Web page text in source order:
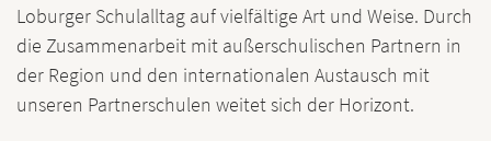
Loburger Schulalltag auf vielfältige Art und Weise. Durch
die Zusammenarbeit mit außerschulischen Partnern in
der Region und den internationalen Austausch mit
unseren Partnerschulen weitet sich der Horizont.